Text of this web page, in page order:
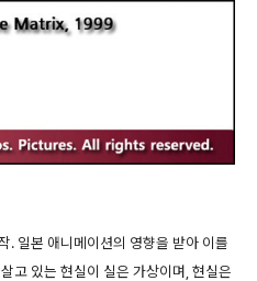
. 일본 애니메이션의 영향을 받아 이를
고 있는 현실이 실은 가상이며, 현실은